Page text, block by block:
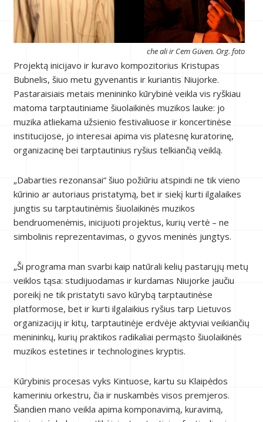
che ali ir Cem Güven. Org. foto
Projektą inicijavo ir kuravo kompozitorius Kristupas
Bubnelis, šiuo metu gyvenantis ir kuriantis Niujorke.
Pastaraisiais metais menininko kūrybinė veikla vis ryškiau
matoma tarptautiniame šiuolaikinės muzikos lauke: jo
muzika atliekama užsienio festivaliuose ir koncertinėse
institucijose, jo interesai apima vis platesnę kuratorinę,
organizacinę bei tarptautinius ryšius telkiančią veiklą.
„Dabarties rezonansai“ šiuo požiūriu atspindi ne tik vieno
kūrinio ar autoriaus pristatymą, bet ir siekį kurti ilgalaikes
jungtis su tarptautinėmis šiuolaikinės muzikos
bendruomenėmis, inicijuoti projektus, kurių vertė – ne
simbolinis reprezentavimas, o gyvos meninės jungtys.
„Ši programa man svarbi kaip natūrali kelių pastarųjų metų
veiklos tąsa: studijuodamas ir kurdamas Niujorke jaučiu
poreikį ne tik pristatyti savo kūrybą tarptautinėse
platformose, bet ir kurti ilgalaikius ryšius tarp Lietuvos
organizacijų ir kitų, tarptautinėje erdvėje aktyviai veikiančių
menininkų, kurių praktikos radikaliai permąsto šiuolaikinės
muzikos estetines ir technologines kryptis.
Kūrybinis procesas vyks Kintuose, kartu su Klaipėdos
kameriniu orkestru, čia ir nuskambės visos premjeros.
Šiandien mano veikla apima komponavimą, kuravimą,